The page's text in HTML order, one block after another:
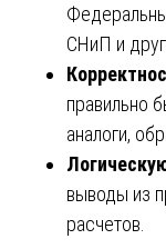
СНиП и
правильно
аналоги,
выводы из
расчетов.